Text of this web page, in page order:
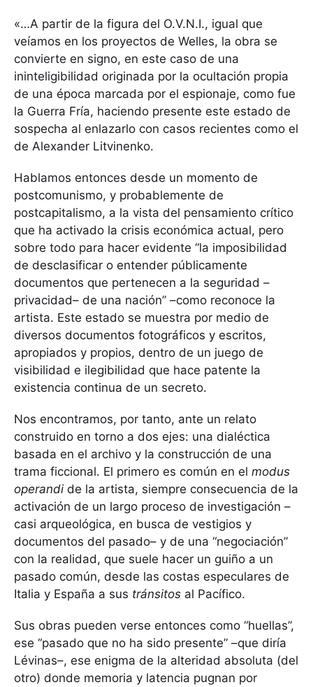
«…A partir de la figura del O.V.N.I., igual que
veíamos en los proyectos de Welles, la obra se
convierte en signo, en este caso de una
ininteligibilidad originada por la ocultación propia
de una época marcada por el espionaje, como fue
la Guerra Fría, haciendo presente este estado de
sospecha al enlazarlo con casos recientes como el
de Alexander Litvinenko.
Hablamos entonces desde un momento de
postcomunismo, y probablemente de
postcapitalismo, a la vista del pensamiento crítico
que ha activado la crisis económica actual, pero
sobre todo para hacer evidente “la imposibilidad
de desclasificar o entender públicamente
documentos que pertenecen a la seguridad –
privacidad– de una nación” –como reconoce la
artista. Este estado se muestra por medio de
diversos documentos fotográficos y escritos,
apropiados y propios, dentro de un juego de
visibilidad e ilegibilidad que hace patente la
existencia continua de un secreto.
Nos encontramos, por tanto, ante un relato
construido en torno a dos ejes: una dialéctica
basada en el archivo y la construcción de una
trama ficcional. El primero es común en el modus
operandi de la artista, siempre consecuencia de la
activación de un largo proceso de investigación –
casi arqueológica, en busca de vestigios y
documentos del pasado– y de una “negociación”
con la realidad, que suele hacer un guiño a un
pasado común, desde las costas especulares de
Italia y España a sus tránsitos al Pacífico.
Sus obras pueden verse entonces como “huellas”,
ese “pasado que no ha sido presente” –que diría
Lévinas–, ese enigma de la alteridad absoluta (del
otro) donde memoria y latencia pugnan por